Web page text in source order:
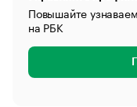
Повышайте
на РБК